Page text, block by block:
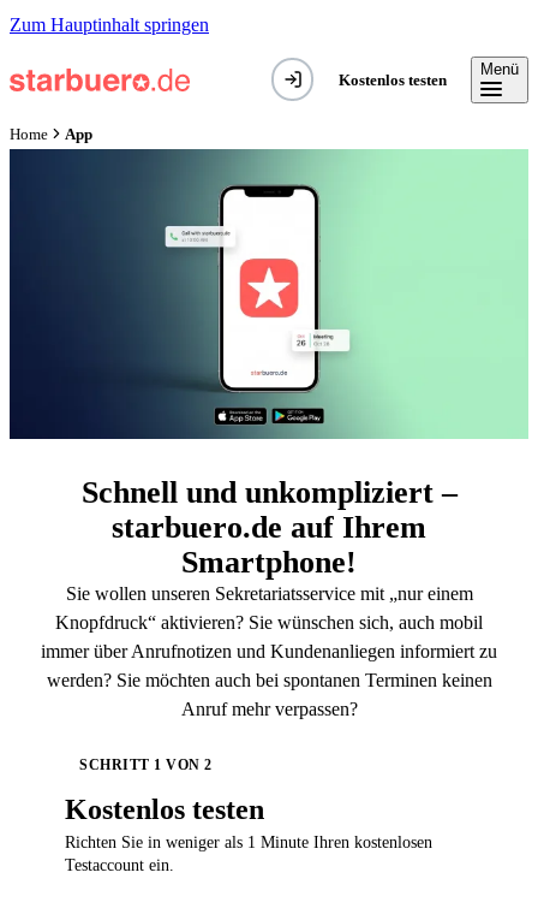
Zum Hauptinhalt springen
Kostenlos testen
Menü
Home App
Schnell und unkompliziert –
starbuero.de auf Ihrem
Smartphone!
Sie wollen unseren Sekretariatsservice mit „nur einem
Knopfdruck“ aktivieren? Sie wünschen sich, auch mobil
immer über Anrufnotizen und Kundenanliegen informiert zu
werden? Sie möchten auch bei spontanen Terminen keinen
Anruf mehr verpassen?
SCHRITT 1 VON2
Kostenlos testen
Richten Sie in weniger als 1 Minute Ihren kostenlosen
Testaccount ein.